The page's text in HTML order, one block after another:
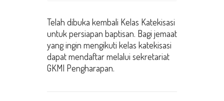
Telah dibuka kembali Kelas Katekisasi
untuk persiapan baptisan. Bagi jemaat
yang ingin mengikuti kelas katekisasi
dapat mendaftar melalui sekretariat
GKMI Pengharapan.